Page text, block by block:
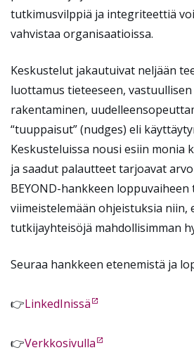
tutkimusvilppiä ja integriteettiä
vahvistaa organisaatioissa.
Keskustelut jakautuivat neljään
luottamus tieteeseen,
rakentaminen,
“tuuppaisut” (nudges) eli
Keskusteluissa nousi esiin monia
ja saadut palautteet tarjoavat
BEYOND-hankkeen
viimeistelemään ohjeistuksia niin,
tutkijayhteisöjä mahdollisimman
Seuraa hankkeen etenemistä ja
👉LinkedInissä
👉Verkkosivulla